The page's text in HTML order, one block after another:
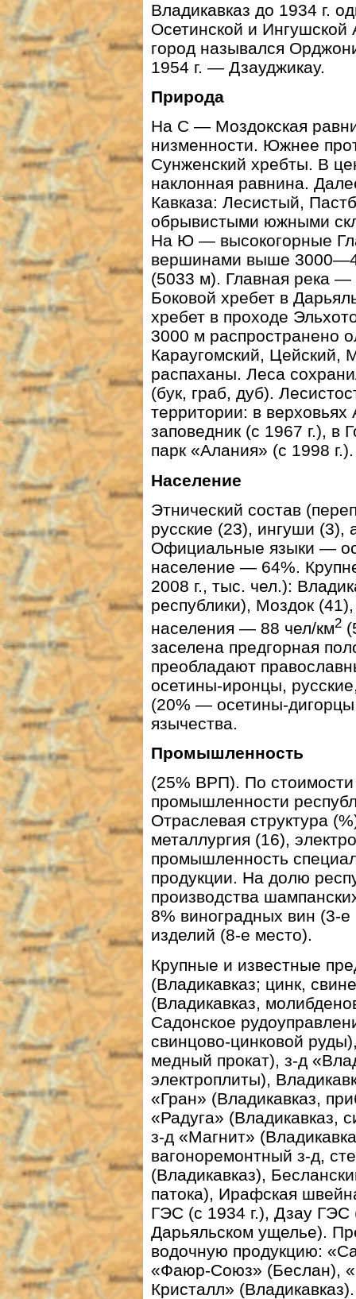
Владикавказ до 1934 г.
Осетинской и
город назывался
1954 г. — Дзауджикау.
Природа
На С — Моздокская
низменности. Южнее
Сунженский хребты. В
наклонная равнина.
Кавказа: Лесистый,
обрывистыми южными
На Ю — высокогорные
вершинами выше
(5033 м). Главная река —
Боковой хребет в
хребет в проходе
3000 м распространено
Караугомский, Цейский,
распаханы. Леса
(бук, граб, дуб).
территории: в
заповедник (с 1967 г.),
парк «Алания» (с 1998 г.).
Население
Этнический состав
русские (23), ингуши (3),
Официальные языки —
население — 64%.
2008 г., тыс. чел.):
республики), Моздок
населения — 88 чел/км2
заселена предгорная
преобладают
осетины-иронцы,
(20% — осетины-
язычества.
Промышленность
(25% ВРП). По
промышленности
Отраслевая структура
металлургия (16),
промышленность
продукции. На долю
производства
8% виноградных вин (3-
изделий (8-е место).
Крупные и известные
(Владикавказ; цинк,
(Владикавказ,
Садонское
свинцово-цинковой
медный прокат), з-д
электроплиты),
«Гран» (Владикавказ,
«Радуга» (Владикавказ,
з-д «Магнит»
вагоноремонтный з-д,
(Владикавказ),
патока), Ирафская
ГЭС (с 1934 г.), Дзау ГЭС
Дарьяльском ущелье).
водочную продукцию:
«Фаюр-Союз» (Беслан),
Кристалл» (Владикавказ).